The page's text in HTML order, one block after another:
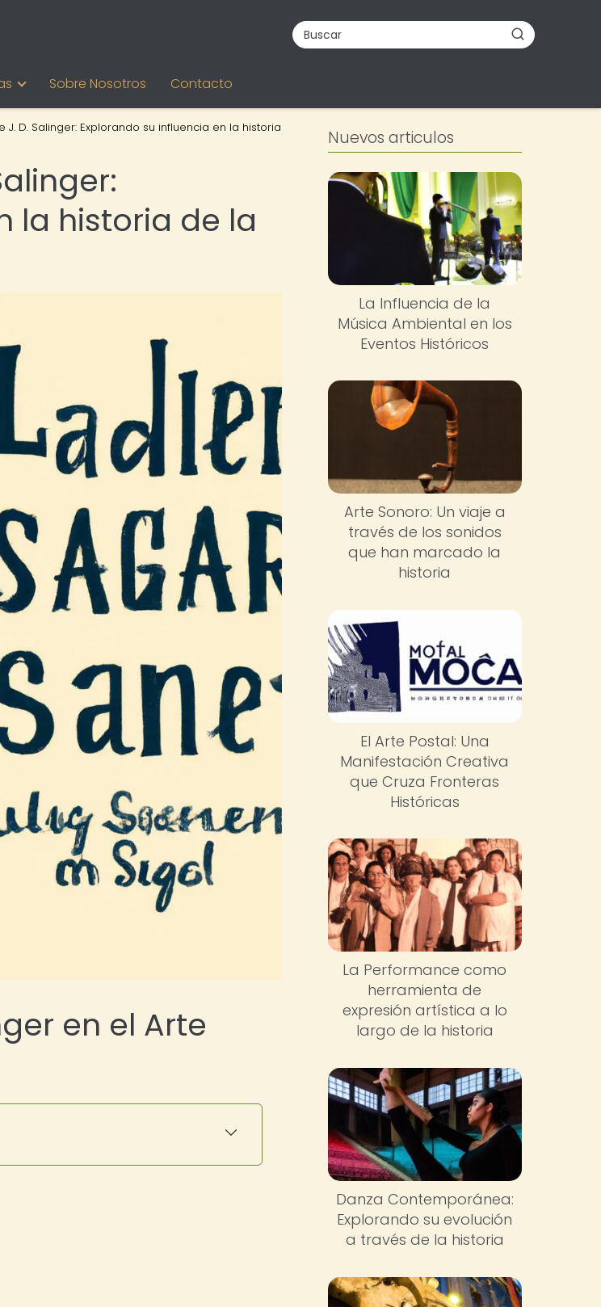
Sobre Nosotros Contacto
J. D. Salinger: Explorando su influencia en la historia
la historia de la
en el Arte
Nuevos articulos
La Influencia de la
Música Ambiental en los
Eventos Históricos
Arte Sonoro: Un viaje a
través de los sonidos
que han marcado la
historia
El Arte Postal: Una
Manifestación Creativa
que Cruza Fronteras
Históricas
La Performance como
herramienta de
expresión artística a lo
largo de la historia
Danza Contemporánea:
Explorando su evolución
a través de la historia